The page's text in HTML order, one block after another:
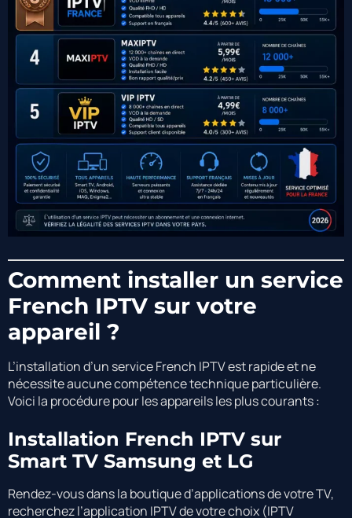
Comment installer un service
French IPTV sur votre
appareil ?
L’installation d’un service French IPTV est rapide et ne
nécessite aucune compétence technique particulière.
Voici la procédure pour les appareils les plus courants :
Installation French IPTV sur
Smart TV Samsung et LG
Rendez-vous dans la boutique d’applications de votre TV,
recherchez l’application IPTV de votre choix (IPTV